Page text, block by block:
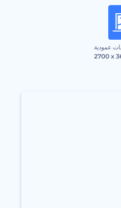
عمودية
2700 x